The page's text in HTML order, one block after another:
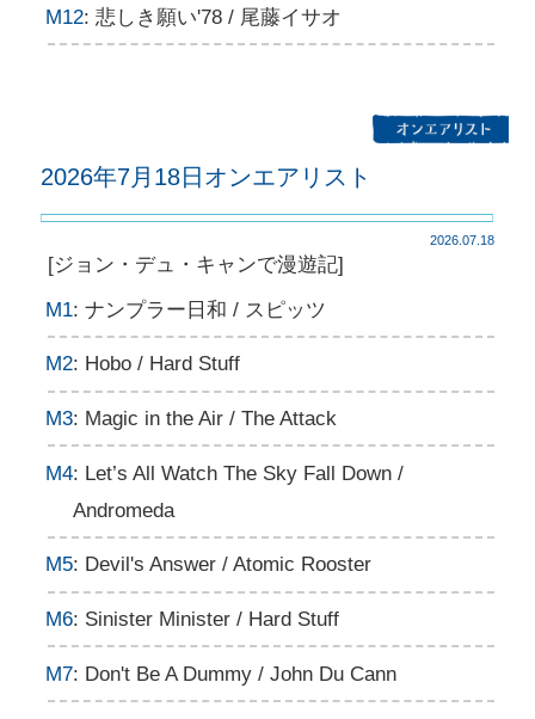
M12: 悲しき願い'78 / 尾藤イサオ
2026年7月18日オンエアリスト
2026.07.18
[ジョン・デュ・キャンで漫遊記]
M1: ナンプラー日和 / スピッツ
M2: Hobo / Hard Stuff
M3: Magic in the Air / The Attack
M4: Let’s All Watch The Sky Fall Down /
Andromeda
M5: Devil's Answer / Atomic Rooster
M6: Sinister Minister / Hard Stuff
M7: Don't Be A Dummy / John Du Cann